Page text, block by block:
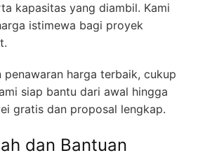
kapasitas yang diambil. Kami
istimewa bagi proyek
penawaran harga terbaik, cukup
siap bantu dari awal hingga
gratis dan proposal lengkap.
dan Bantuan